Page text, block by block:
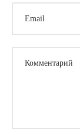
Email
Комментарий